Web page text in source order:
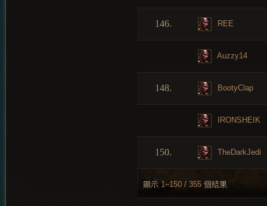
146. REE
Auzzy14
148. BootyClap
IRONSHEIK
150. TheDarkJedi
顯示 1–150 / 355 個結果